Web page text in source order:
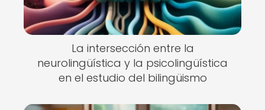
La intersección entre la
neurolingüística y la psicolingüística
en el estudio del bilingüismo